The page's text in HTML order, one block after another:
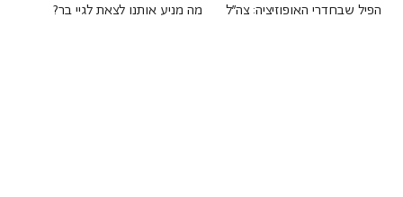
הפיל שבחדרי האופוזיציה: צה"ל מה מניע אותנו לצאת לגיי בר?